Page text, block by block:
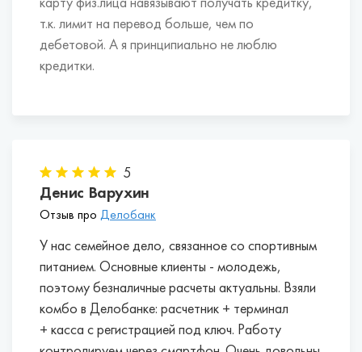
Лучшие банки для открытия расчетных
счетов ИП в Сызрани:
Эти банки в совокупности факторов наиболее
Открытие.
Росбанк.
Тинькофф Банк.
Локо-Банк.
Альфа-Банк.
Сбербанк.
ВТБ.
карту физ.лица навязывают получать кредитку,
т.к. лимит на перевод больше, чем по
дебетовой. А я принципиально не люблю
кредитки.
5
Денис Варухин
Отзыв про Делобанк
У нас семейное дело, связанное со спортивным
питанием. Основные клиенты - молодежь,
поэтому безналичные расчеты актуальны. Взяли
комбо в Делобанке: расчетник + терминал
+ касса с регистрацией под ключ. Работу